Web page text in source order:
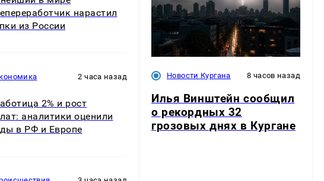
нарастил
из России
2 часа назад
2% и рост
аналитики оценили
в РФ и Европе
Новости Кургана 8 часов назад
Илья Винштейн сообщил
о рекордных 32
грозовых днях в Кургане